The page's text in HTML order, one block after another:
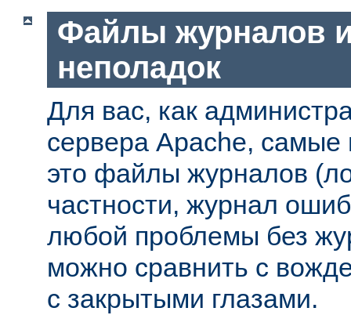
Файлы журналов
неполадок
Для вас, как
сервера Apache,
это файлы журналов
частности, журнал
любой проблемы без
можно сравнить с
с закрытыми глазами.